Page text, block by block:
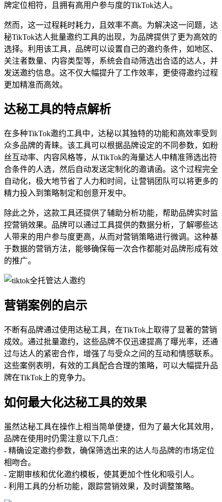
牌定位相符，且拥有高用户参与度的TikTok达人。
然而，这一过程耗时耗力，且效率不高。为解决这一问题，达
秘TikTok达人批量邀约工具的出现，为品牌提供了更为高效的
选择。利用该工具，品牌可以设置自己的邀约条件，如地区、
关注者数量、内容类型等，系统会自动筛选出合适的达人，并
发送邀约信息。这不仅大幅提升了工作效率，更使得邀约过程
更加精准而高效。
达秘工具的特点解析
在多种TikTok邀约工具中，达秘以其独特的功能和高效率受到
众多品牌的青睐。该工具可以根据品牌设定的不同参数，如粉
丝互动率、内容风格等，从TikTok的海量达人中精准筛选出符
合条件的人选，然后自动发送定制化的邀请函。这个过程完全
自动化，极大地节省了人力和时间，让营销团队可以将更多的
精力投入到策略制定和创意开发中。
除此之外，这款工具还提供了辅助分析功能，帮助品牌实时监
控营销效果。品牌可以通过工具提供的数据分析，了解哪些达
人带来的用户参与度更高，从而对营销策略进行微调。这种基
于数据的营销方法，能够确保每一次合作都能对品牌形成有效
的推广。
营销案例的启示
不断有品牌通过使用达秘工具，在TikTok上取得了显著的营销
成效。通过批量邀约，这些品牌不仅迅速提高了曝光率，还通
过与达人的紧密合作，增强了与受众之间的互动和情感联系。
这些案例表明，有效的工具配合合理的策略，可以大幅提升品
牌在TikTok上的竞争力。
如何最大化达秘工具的效果
虽然达秘工具在操作上相当简单便捷，但为了最大化其效用，
品牌在使用时仍需注意以下几点：
- 精确设定邀约参数，确保筛选出来的达人与品牌的市场定位
相吻合。
- 定期审核和优化邀约模板，使其更加个性化和吸引人。
- 利用工具的分析功能，跟踪营销效果，及时调整策略。